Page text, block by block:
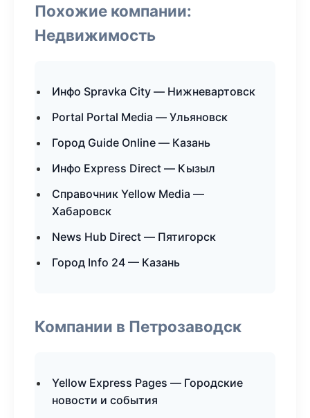
Похожие компании:
Недвижимость
Инфо Spravka City — Нижневартовск
Portal Portal Media — Ульяновск
Город Guide Online — Казань
Инфо Express Direct — Кызыл
Справочник Yellow Media —
Хабаровск
News Hub Direct — Пятигорск
Город Info 24 — Казань
Компании в Петрозаводск
Yellow Express Pages — Городские
новости и события